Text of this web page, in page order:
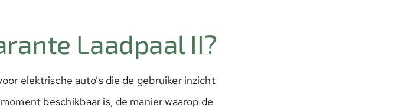
Laadpaal II?
elektrische auto’s die de gebruiker inzicht
beschikbaar is, de manier waarop de